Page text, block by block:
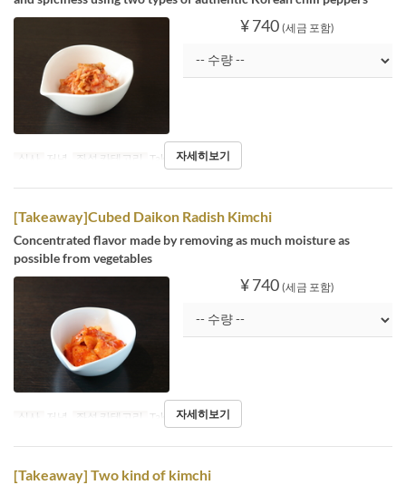
¥ 740 (세금 포함)
식사 저녁 좌석 카테고리 Takeaway자세히보기
[Takeaway]Cubed Daikon Radish Kimchi
Concentrated flavor made by removing as much moisture as
possible from vegetables
¥ 740 (세금 포함)
식사 저녁 좌석 카테고리 Takeaway자세히보기
[Takeaway] Two kind of kimchi